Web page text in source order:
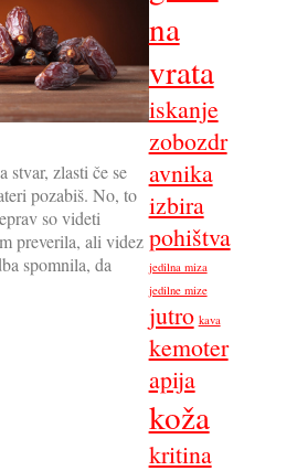
stvar, zlasti če se
pozabiš. No, to
so videti
preverila, ali videz
spomnila, da
na
vrata
iskanje
zobozdr
avnika
izbira
pohištva
jedilna miza
jedilne mize
jutro kava
kemoter
apija
koža
kritina